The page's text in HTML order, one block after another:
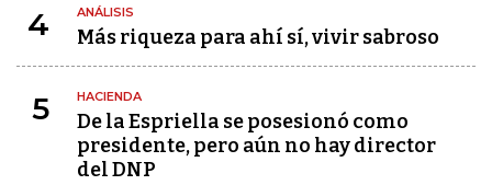
4 ANÁLISIS
Más riqueza para ahí sí, vivir sabroso
5 HACIENDA
De la Espriella se posesionó como
presidente, pero aún no hay director
del DNP